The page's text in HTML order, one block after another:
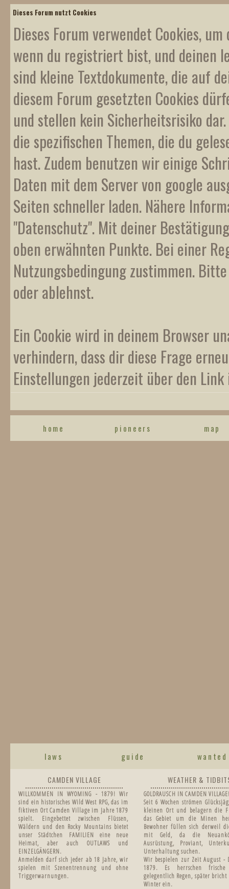
Dieses Forum nutzt Cookies
Dieses Forum verwendet Cookies,
wenn du registriert bist, und deinen
sind kleine Textdokumente, die auf
diesem Forum gesetzten Cookies
und stellen kein Sicherheitsrisiko
die spezifischen Themen, die du
hast. Zudem benutzen wir einige
Daten mit dem Server von google
Seiten schneller laden. Nähere
"Datenschutz". Mit deiner
oben erwähnten Punkte. Bei einer
Nutzungsbedingung zustimmen.
oder ablehnst.
Ein Cookie wird in deinem Browser
verhindern, dass dir diese Frage
Einstellungen jederzeit über den
home pioneers map
laws guide wanted
CAMDEN VILLAGE
WILLKOMMEN IN WYOMING - 1879! Wir
sind ein historisches Wild West RPG, das im
fiktiven Ort Camden Village im Jahre 1879
spielt. Eingebettet zwischen Flüssen,
Wäldern und den Rocky Mountains bietet
unser Städtchen FAMILIEN eine neue
Heimat, aber auch OUTLAWS und
EINZELGÄNGERN.
Anmelden darf sich jeder ab 18 Jahre, wir
spielen mit Szenentrennung und ohne
Triggerwarnungen.
WEATHER &
GOLDRAUSCH IN CAMDEN
Seit 6 Wochen strömen
kleinen Ort und belagern die
das Gebiet um die Minen
Bewohner füllen sich derweil
mit Geld, da die
Ausrüstung, Proviant,
Unterhaltung suchen.
Wir bespielen zur Zeit August -
1879. Es herrschen
gelegentlich Regen, später
Winter ein.